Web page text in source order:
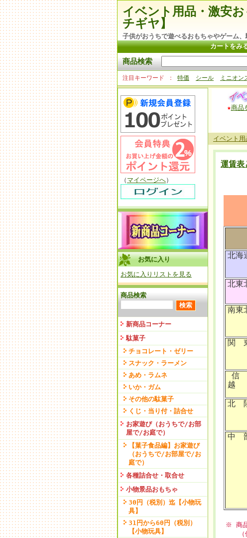
イベント用品・激安
チギヤ】
子供がおうちで遊べるおもちゃやゲーム、
カートをみ
商品検索
注目キーワード 特価 シール ミニオン
（ マイページへ）
お気に入り
お気に入りリストを見る
商品検索
新商品コーナー
駄菓子
チョコレート・ゼリー
スナック・ラーメン
あめ・ラムネ
いか・ガム
その他の駄菓子
くじ・当り付・詰合せ
お家遊び（おうちで/お部
屋で/お庭で）
【菓子食品編】お家遊び
（おうちで/お部屋で/お
庭で）
各種詰合せ・取合せ
小物景品おもちゃ
30円（税別）迄【小物玩
具】
31円から60円（税別）
【小物玩具】
★商品
イベント
運賃表
北海
北東
南東
関
信
越
北
中
※ 商品
（但